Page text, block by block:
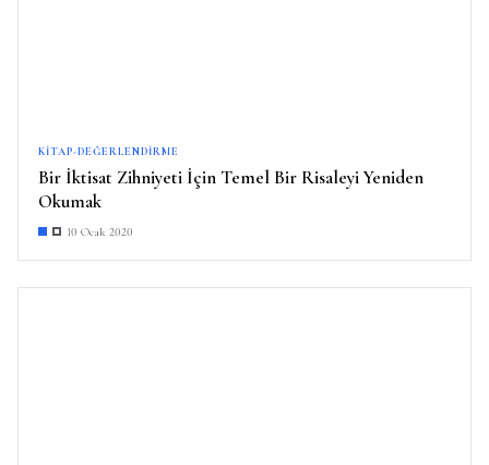
KITAP-DEĞERLENDIRME
Bir İktisat Zihniyeti İçin Temel Bir Risaleyi Yeniden
Okumak
10 Ocak 2020